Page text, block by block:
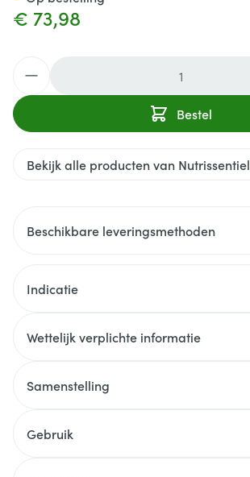
€ 73,98
Bestel
Bekijk alle producten van Nutrissentiel
Beschikbare leveringsmethoden
Indicatie
Wettelijk verplichte informatie
Samenstelling
Gebruik